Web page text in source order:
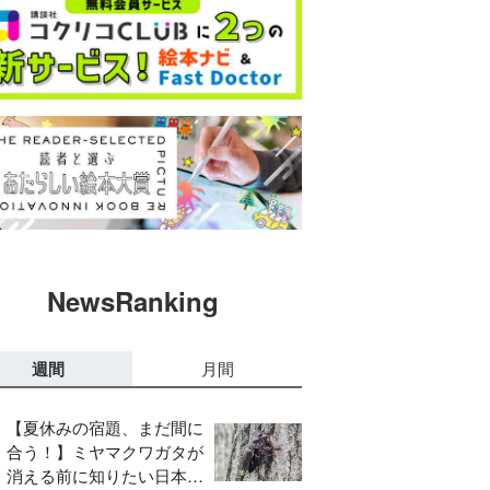
NewsRanking
週間 月間
【夏休みの宿題、まだ間に
合う！】ミヤマクワガタが
消える前に知りたい日本の